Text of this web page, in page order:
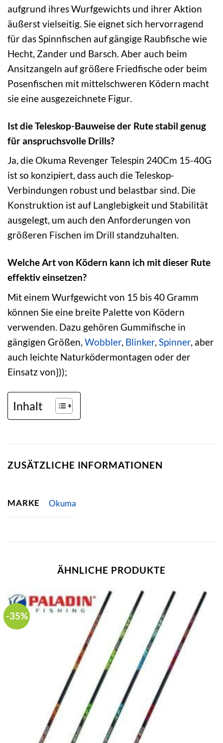
aufgrund ihres Wurfgewichts und ihrer Aktion
äußerst vielseitig. Sie eignet sich hervorragend
für das Spinnfischen auf gängige Raubfische wie
Hecht, Zander und Barsch. Aber auch beim
Ansitzangeln auf größere Friedfische oder beim
Posenfischen mit mittelschweren Ködern macht
sie eine ausgezeichnete Figur.
Ist die Teleskop-Bauweise der Rute stabil genug
für anspruchsvolle Drills?
Ja, die Okuma Revenger Telespin 240Cm 15-40G
ist so konzipiert, dass auch die Teleskop-
Verbindungen robust und belastbar sind. Die
Konstruktion ist auf Langlebigkeit und Stabilität
ausgelegt, um auch den Anforderungen von
größeren Fischen im Drill standzuhalten.
Welche Art von Ködern kann ich mit dieser Rute
effektiv einsetzen?
Mit einem Wurfgewicht von 15 bis 40 Gramm
können Sie eine breite Palette von Ködern
verwenden. Dazu gehören Gummifische in
gängigen Größen, Wobbler, Blinker, Spinner, aber
auch leichte Naturködermontagen oder der
Einsatz von}));
Inhalt
ZUSÄTZLICHE INFORMATIONEN
MARKE Okuma
ÄHNLICHE PRODUKTE
-35%